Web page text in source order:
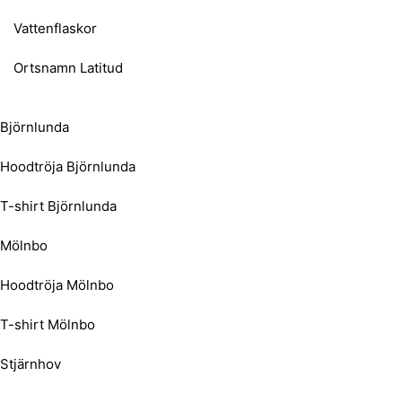
Vattenflaskor
Ortsnamn Latitud
Björnlunda
Hoodtröja Björnlunda
T-shirt Björnlunda
Mölnbo
Hoodtröja Mölnbo
T-shirt Mölnbo
Stjärnhov